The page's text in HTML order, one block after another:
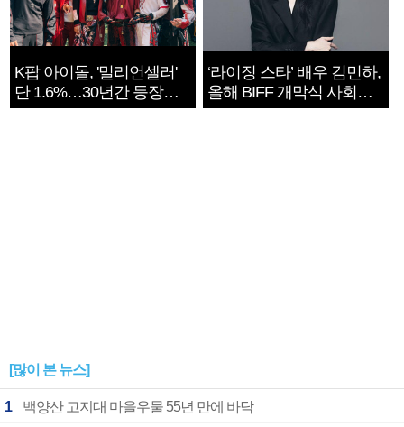
K팝 아이돌, '밀리언셀러'
단 1.6%…30년간 등장
1182개팀 전수조사
‘라이징 스타’ 배우 김민하,
올해 BIFF 개막식 사회자
확정
[많이 본 뉴스]
1 백양산 고지대 마을우물 55년 만에 바닥